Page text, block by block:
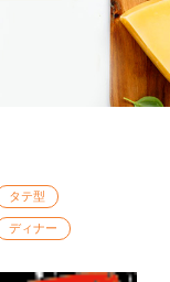
タテ型
ディナー